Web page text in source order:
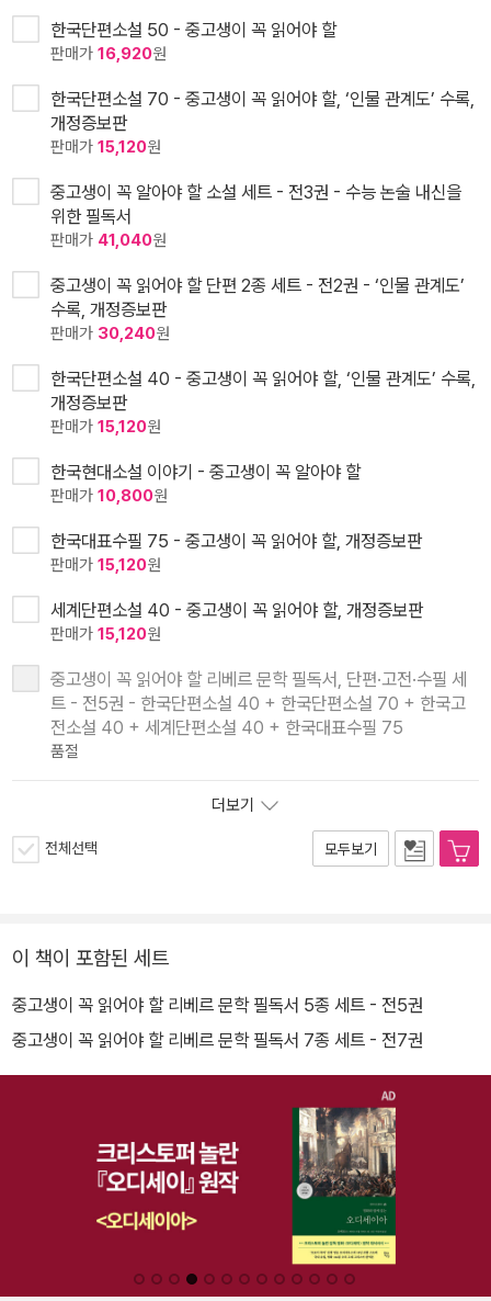
한국단편소설 50 - 중고생이 꼭 읽어야 할
판매가 16,920원
한국단편소설 70 - 중고생이 꼭 읽어야 할, ‘인물 관계도’ 수록,
개정증보판
판매가 15,120원
중고생이 꼭 알아야 할 소설 세트 - 전3권 - 수능 논술 내신을
위한 필독서
판매가 41,040원
중고생이 꼭 읽어야 할 단편 2종 세트 - 전2권 - ‘인물 관계도’
수록, 개정증보판
판매가 30,240원
한국단편소설 40 - 중고생이 꼭 읽어야 할, ‘인물 관계도’ 수록,
개정증보판
판매가 15,120원
한국현대소설 이야기 - 중고생이 꼭 알아야 할
판매가 10,800원
한국대표수필 75 - 중고생이 꼭 읽어야 할, 개정증보판
판매가 15,120원
세계단편소설 40 - 중고생이 꼭 읽어야 할, 개정증보판
판매가 15,120원
중고생이 꼭 읽어야 할 리베르 문학 필독서, 단편·고전·수필 세
트 - 전5권 - 한국단편소설 40 + 한국단편소설 70 + 한국고
전소설 40 + 세계단편소설 40 + 한국대표수필 75
품절
더보기
전체선택 모두보기
이 책이 포함된 세트
중고생이 꼭 읽어야 할 리베르 문학 필독서 5종 세트 - 전5권
중고생이 꼭 읽어야 할 리베르 문학 필독서 7종 세트 - 전7권